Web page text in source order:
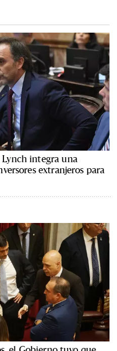
Lynch integra una
extranjeros para